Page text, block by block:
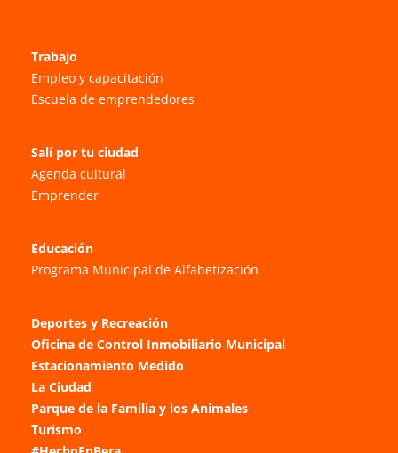
Trabajo
Empleo y capacitación
Escuela de emprendedores
Salí por tu ciudad
Agenda cultural
Emprender
Educación
Programa Municipal de Alfabetización
Deportes y Recreación
Oficina de Control Inmobiliario Municipal
Estacionamiento Medido
La Ciudad
Parque de la Familia y los Animales
Turismo